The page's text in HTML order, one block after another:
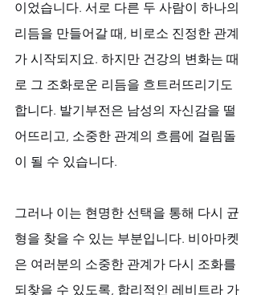
이었습니다. 서로 다른 두 사람이 하나의
리듬을 만들어갈 때, 비로소 진정한 관계
가 시작되지요. 하지만 건강의 변화는 때
로 그 조화로운 리듬을 흐트러뜨리기도
합니다. 발기부전은 남성의 자신감을 떨
어뜨리고, 소중한 관계의 흐름에 걸림돌
이 될 수 있습니다.
그러나 이는 현명한 선택을 통해 다시 균
형을 찾을 수 있는 부분입니다. 비아마켓
은 여러분의 소중한 관계가 다시 조화를
되찾을 수 있도록, 합리적인 레비트라 가